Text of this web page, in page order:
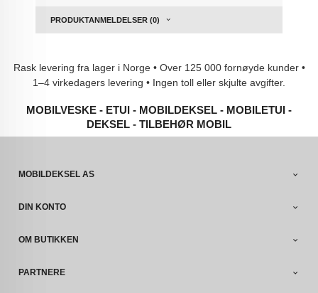
PRODUKTANMELDELSER (0)
Rask levering fra lager i Norge • Over 125 000 fornøyde kunder •
1–4 virkedagers levering • Ingen toll eller skjulte avgifter.
MOBILVESKE - ETUI - MOBILDEKSEL - MOBILETUI -
DEKSEL - TILBEHØR MOBIL
MOBILDEKSEL AS
DIN KONTO
OM BUTIKKEN
PARTNERE